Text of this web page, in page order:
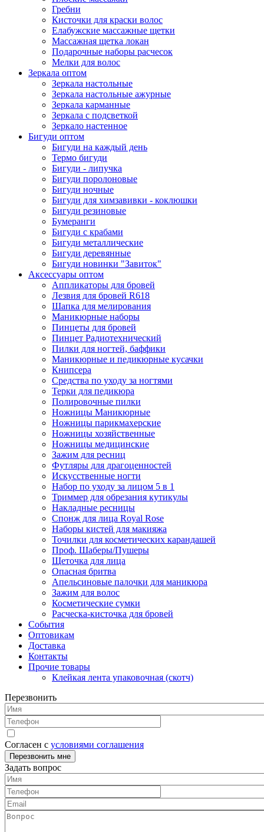
Гребни
Кисточки для краски волос
Елабужские массажные щетки
Массажная щетка локан
Подарочные наборы расчесок
Мелки для волос
Зеркала оптом
Зеркала настольные
Зеркала настольные ажурные
Зеркала карманные
Зеркала с подсветкой
Зеркало настенное
Бигуди оптом
Бигуди на каждый день
Термо бигуди
Бигуди - липучка
Бигуди поролоновые
Бигуди ночные
Бигуди для химзавивки - коклюшки
Бигуди резиновые
Бумеранги
Бигуди с крабами
Бигуди металлические
Бигуди деревянные
Бигуди новинки "Завиток"
Аксессуары оптом
Аппликаторы для бровей
Лезвия для бровей R618
Шапка для мелирования
Маникюрные наборы
Пинцеты для бровей
Пинцет Радиотехнический
Пилки для ногтей, баффики
Маникюрные и педикюрные кусачки
Книпсера
Средства по уходу за ногтями
Терки для педикюра
Полировочные пилки
Ножницы Маникюрные
Ножницы парикмахерские
Ножницы хозяйственные
Ножницы медицинские
Зажим для ресниц
Футляры для драгоценностей
Искусственные ногти
Набор по уходу за лицом 5 в 1
Триммер для обрезания кутикулы
Накладные ресницы
Спонж для лица Royal Rose
Наборы кистей для макияжа
Точилки для косметических карандашей
Проф. Шаберы/Пушеры
Щеточка для лица
Опасная бритва
Апельсиновые палочки для маникюра
Зажим для волос
Косметические сумки
Расческа-кисточка для бровей
События
Оптовикам
Доставка
Контакты
Прочие товары
Клейкая лента упаковочная (скотч)
Перезвонить
Имя
Телефон
Согласен с условиями соглашения
Перезвонить мне
Задать вопрос
Имя
Телефон
Email
Вопрос